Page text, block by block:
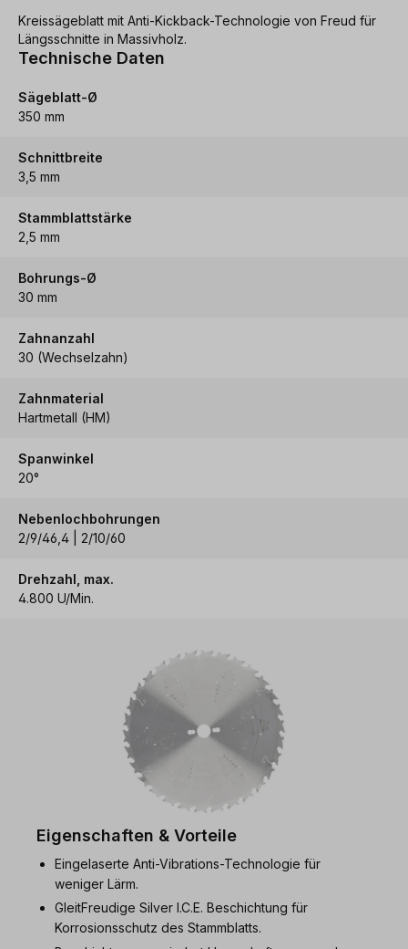
Kreissägeblatt mit Anti-Kickback-Technologie von Freud für
Längsschnitte in Massivholz.
Technische Daten
Sägeblatt-Ø
350 mm
Schnittbreite
3,5 mm
Stammblattstärke
2,5 mm
Bohrungs-Ø
30 mm
Zahnanzahl
30 (Wechselzahn)
Zahnmaterial
Hartmetall (HM)
Spanwinkel
20°
Nebenlochbohrungen
2/9/46,4 | 2/10/60
Drehzahl, max.
4.800 U/Min.
Eigenschaften & Vorteile
Eingelaserte Anti-Vibrations-Technologie für
weniger Lärm.
GleitFreudige Silver I.C.E. Beschichtung für
Korrosionsschutz des Stammblatts.